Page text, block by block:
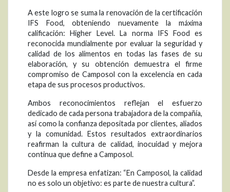
A este logro se suma la renovación de la certificación
IFS Food, obteniendo nuevamente la máxima
calificación: Higher Level. La norma IFS Food es
reconocida mundialmente por evaluar la seguridad y
calidad de los alimentos en todas las fases de su
elaboración, y su obtención demuestra el firme
compromiso de Camposol con la excelencia en cada
etapa de sus procesos productivos.
Ambos reconocimientos reflejan el esfuerzo
dedicado de cada persona trabajadora de la compañía,
así como la confianza depositada por clientes, aliados
y la comunidad. Estos resultados extraordinarios
reafirman la cultura de calidad, inocuidad y mejora
continua que define a Camposol.
Desde la empresa enfatizan: “En Camposol, la calidad
no es solo un objetivo: es parte de nuestra cultura”.